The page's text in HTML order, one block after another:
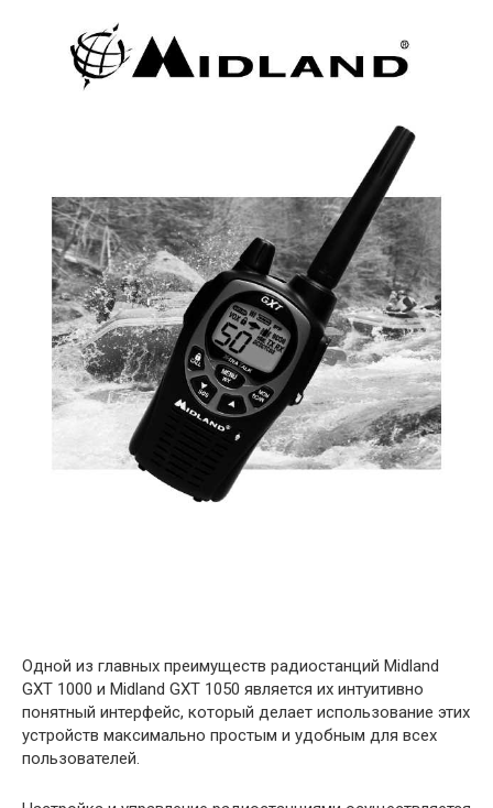
Одной из главных преимуществ радиостанций Midland
GXT 1000 и Midland GXT 1050 является их интуитивно
понятный интерфейс, который делает использование этих
устройств максимально простым и удобным для всех
пользователей.